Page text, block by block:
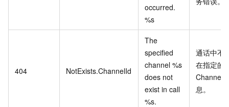
occurred.
%s
404 NotExists.ChannelId
The
specified
channel %s
does not
exist in call
%s.
通话中不
在指定的
Channel
息。